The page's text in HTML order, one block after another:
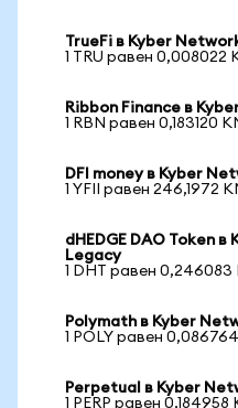
TrueFi в Kyber
1 TRU равен 0,008022
Ribbon Finance в
1 RBN равен 0,183120
DFI money в Kyber
1 YFII равен 246,1972
dHEDGE DAO Token
Legacy
1 DHT равен 0,246083
Polymath в Kyber
1 POLY равен
Perpetual в Kyber
1 PERP равен 0,184958